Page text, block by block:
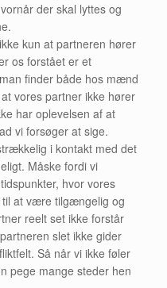
der skal lyttes og
kun at partneren hører
os forstået er et
finder både hos mænd
vores partner ikke hører
har oplevelsen af at
vi forsøger at sige.
i kontakt med det
Måske fordi vi
hvor vores
at være tilgængelig og
reelt set ikke forstår
slet ikke gider
Så når vi ikke føler
pege mange steder hen